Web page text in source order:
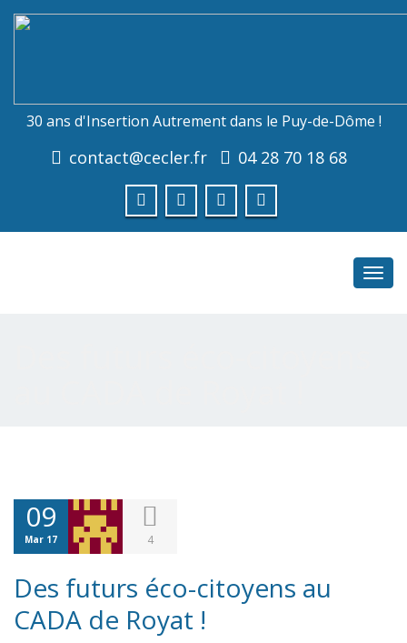
30 ans d'Insertion Autrement dans le Puy-de-Dôme !
contact@cecler.fr 04 28 70 18 68
09
Mar 17 4
Des futurs éco-citoyens au
CADA de Royat !